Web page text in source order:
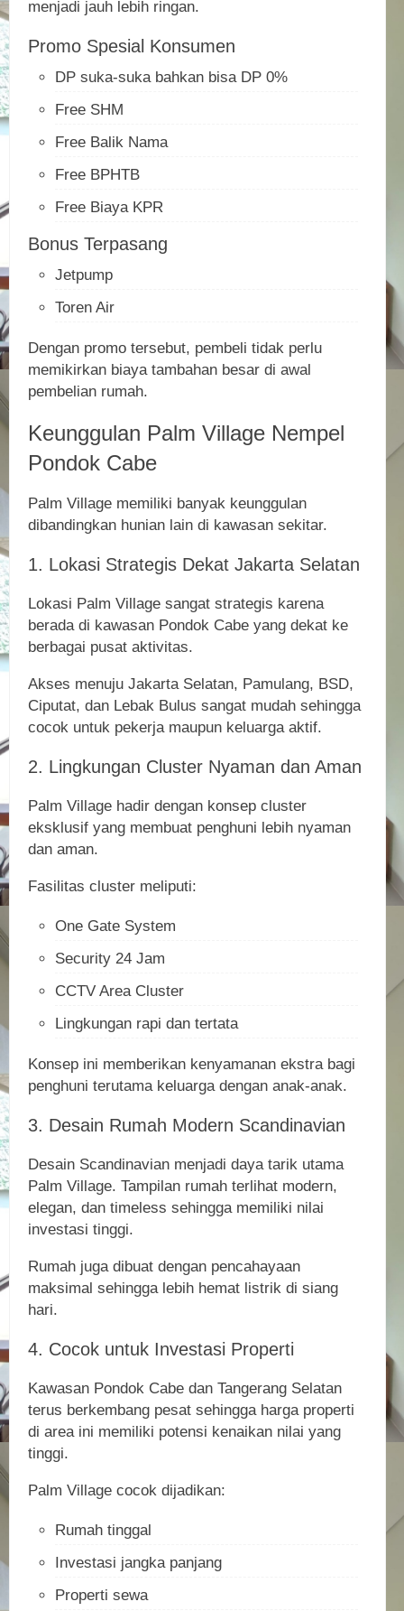
menjadi jauh lebih ringan.
Promo Spesial Konsumen
DP suka-suka bahkan bisa DP 0%
Free SHM
Free Balik Nama
Free BPHTB
Free Biaya KPR
Bonus Terpasang
Jetpump
Toren Air
Dengan promo tersebut, pembeli tidak perlu
memikirkan biaya tambahan besar di awal
pembelian rumah.
Keunggulan Palm Village Nempel
Pondok Cabe
Palm Village memiliki banyak keunggulan
dibandingkan hunian lain di kawasan sekitar.
1. Lokasi Strategis Dekat Jakarta Selatan
Lokasi Palm Village sangat strategis karena
berada di kawasan Pondok Cabe yang dekat ke
berbagai pusat aktivitas.
Akses menuju Jakarta Selatan, Pamulang, BSD,
Ciputat, dan Lebak Bulus sangat mudah sehingga
cocok untuk pekerja maupun keluarga aktif.
2. Lingkungan Cluster Nyaman dan Aman
Palm Village hadir dengan konsep cluster
eksklusif yang membuat penghuni lebih nyaman
dan aman.
Fasilitas cluster meliputi:
One Gate System
Security 24 Jam
CCTV Area Cluster
Lingkungan rapi dan tertata
Konsep ini memberikan kenyamanan ekstra bagi
penghuni terutama keluarga dengan anak-anak.
3. Desain Rumah Modern Scandinavian
Desain Scandinavian menjadi daya tarik utama
Palm Village. Tampilan rumah terlihat modern,
elegan, dan timeless sehingga memiliki nilai
investasi tinggi.
Rumah juga dibuat dengan pencahayaan
maksimal sehingga lebih hemat listrik di siang
hari.
4. Cocok untuk Investasi Properti
Kawasan Pondok Cabe dan Tangerang Selatan
terus berkembang pesat sehingga harga properti
di area ini memiliki potensi kenaikan nilai yang
tinggi.
Palm Village cocok dijadikan:
Rumah tinggal
Investasi jangka panjang
Properti sewa